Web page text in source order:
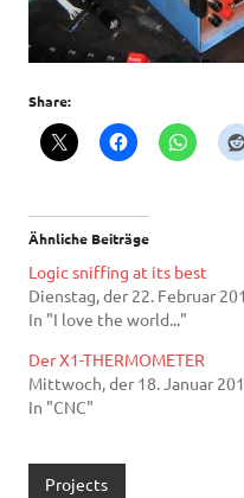
Share:
Ähnliche Beiträge
Logic sniffing at its best
Dienstag, der 22. Februar
In "I love the world..."
Der X1-THERMOMETER
Mittwoch, der 18. Januar
In "CNC"
Projects